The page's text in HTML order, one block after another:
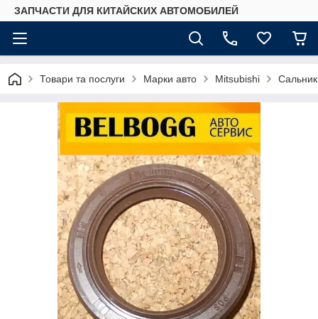
ЗАПЧАСТИ ДЛЯ КИТАЙСКИХ АВТОМОБИЛЕЙ
Товари та послуги Марки авто Mitsubishi